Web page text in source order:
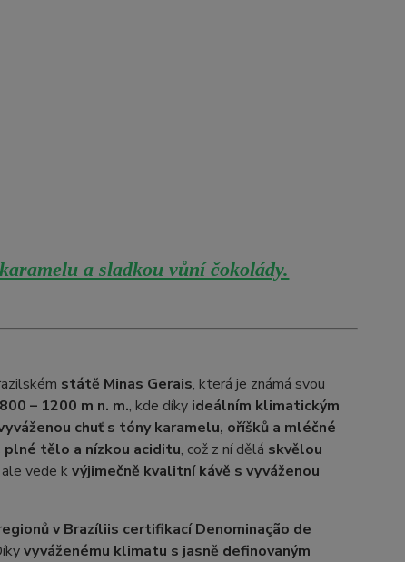
a sladkou vůní čokolády.
státě Minas Gerais, která je známá svou
– 1200 m n. m., kde díky ideálním klimatickým
chuť s tóny karamelu, oříšků a mléčné
plné tělo a nízkou aciditu, což z ní dělá skvělou
vede k výjimečně kvalitní kávě s vyváženou
v Brazíliis certifikací Denominação de
vyváženému klimatu s jasně definovaným